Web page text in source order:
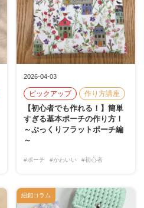
2026-04-03
ピックアップ 作り方講座
【初心者でも作れる！】簡単
すぎる基本ポーチの作り方！
～ぷっくりフラットポーチ編
～
#ポーチ #かわいい #初心者
紐釦コラム